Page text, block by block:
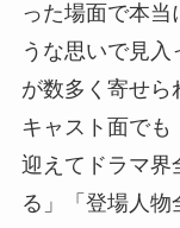
った場面で本当
うな思いで見
が数多く寄せら
キャスト面でも
迎えてドラマ界
る」「登場人